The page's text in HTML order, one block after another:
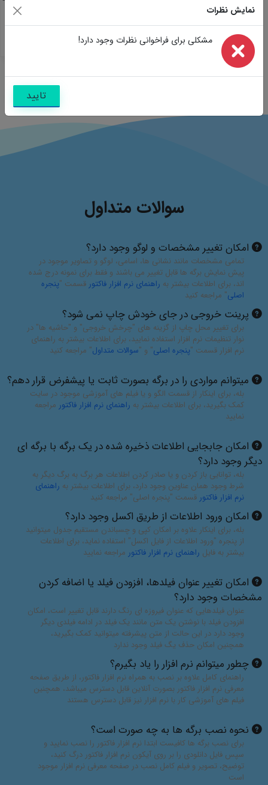
مشابه
سوالات متداول
امکان تغییر مشخصات و لوگو وجود دارد؟
تمامی مشخصات مانند نشانی ها، اسامی، لوگو و تصاویر موجود در
پیش نمایش برگه ها قابل تغییر می باشند و فقط برای نمونه درج شده
اند، برای اطلاعات بیشتر به راهنمای نرم افزار فاکتور قسمت "پنجره
اصلی" مراجعه کنید
پرینت خروجی در جای خودش چاپ نمی شود؟
برای تغییر محل چاپ از گزینه های "چرخش خروجی" و "حاشیه ها" در
نوار تنظیمات نرم افزار استفاده نمایید، برای اطلاعات بیشتر به راهنمای
نرم افزار قسمت "پنجره اصلی" و "سوالات متداول" مراجعه کنید
میتوانم مواردی را در برگه بصورت ثابت یا پیشفرض قرار دهم؟
بله، برای اینکار از قسمت الگو و یا فیلم های آموزشی موجود در سایت
کمک بگیرید، برای اطلاعات بیشتر به راهنمای نرم افزار فاکتور مراجعه
نمایید
امکان جابجایی اطلاعات ذخیره شده در یک برگه با برگه ای
دیگر وجود دارد؟
بله، توانایی باز کردن و یا صادر کردن اطلاعات هر برگ به برگ دیگر به
شرط وجود همان عناوین وجود دارد، برای اطلاعات بیشتر به راهنمای
نرم افزار فاکتور قسمت "پنجره اصلی" مراجعه کنید
امکان ورود اطلاعات از طریق اکسل وجود دارد؟
بله، برای اینکار علاوه بر امکان کپی و چسباندن مستقیم جدول میتوانید
از پنجره "ورود اطلاعات از فایل اکسل" استفاده نماید، برای اطلاعات
بیشتر به فایل راهنمای نرم افزار فاکتور مراجعه نمایید
امکان تغییر عنوان فیلدها، افزودن فیلد یا اضافه کردن
مشخصات وجود دارد؟
عنوان فیلدهایی که عنوان فیروزه ای رنگ دارند قابل تغییر است، امکان
افزودن فیلد با نوشتن یک متن مانند یک فیلد در ادامه فیلدی دیگر
وجود دارد در این حالت از متن پیشرفته میتوانید کمک بگیرید،
همچنین امکان حذف یگ فیلد وجود ندارد
چطور میتوانم نرم افزار را یاد بگیرم؟
راهنمای کامل علاوه بر نصب به همراه نرم افزار فاکتور، از طریق صفحه
معرفی نرم افزار فاکتور بصورت آنلاین قابل دسترس میباشد، همچنین
فیلم های آموزشی کار با نرم افزار نیز قابل دسترس هستند
نحوه نصب برگه ها به چه صورت است؟
برای نصب برگه ها کافیست ابتدا نرم افزار فاکتور را نصب نمایید و
سپس فایل دانلودی را بر روی آیکون نرم افزار فاکتور درگ کنید،
توضیح، تصویر و فیلم کامل نصب در صفحه معرفی نرم افزار موجود
است
نمایش نظرات
مشکلی برای فراخوانی نظرات وجود دارد!
تایید